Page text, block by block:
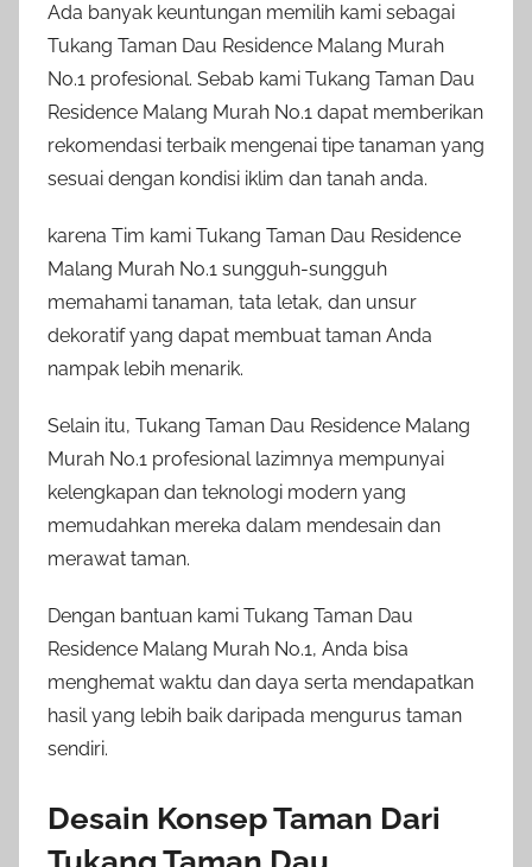
Ada banyak keuntungan memilih kami sebagai
Tukang Taman Dau Residence Malang Murah
No.1 profesional. Sebab kami Tukang Taman Dau
Residence Malang Murah No.1 dapat memberikan
rekomendasi terbaik mengenai tipe tanaman yang
sesuai dengan kondisi iklim dan tanah anda.
karena Tim kami Tukang Taman Dau Residence
Malang Murah No.1 sungguh-sungguh
memahami tanaman, tata letak, dan unsur
dekoratif yang dapat membuat taman Anda
nampak lebih menarik.
Selain itu, Tukang Taman Dau Residence Malang
Murah No.1 profesional lazimnya mempunyai
kelengkapan dan teknologi modern yang
memudahkan mereka dalam mendesain dan
merawat taman.
Dengan bantuan kami Tukang Taman Dau
Residence Malang Murah No.1, Anda bisa
menghemat waktu dan daya serta mendapatkan
hasil yang lebih baik daripada mengurus taman
sendiri.
Desain Konsep Taman Dari